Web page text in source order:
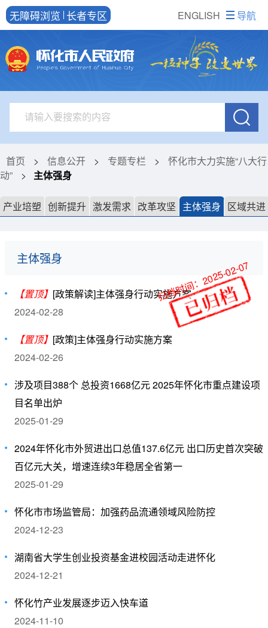
ENGLISH
无障碍浏览 长者专区 导航
首页 > 信息公开 > 专题专栏 >
怀化市大力实施“八大行
动”
> 主体强身
产业培塑 创新提升 激发需求 改革攻坚 主体强身 区域共进
主体强身
【置顶】 [政策解读]主体强身行动实施方案
2024-02-28
【置顶】 [政策]主体强身行动实施方案
2024-02-26
涉及项目388个 总投资1668亿元 2025年怀化市重点建设项
目名单出炉
2025-01-29
2024年怀化市外贸进出口总值137.6亿元 出口历史首次突破
百亿元大关，增速连续3年稳居全省第一
2025-01-29
怀化市市场监管局：加强药品流通领域风险防控
2024-12-23
湖南省大学生创业投资基金进校园活动走进怀化
2024-12-21
怀化竹产业发展逐步迈入快车道
2024-11-10
归档时间：2025-02-07